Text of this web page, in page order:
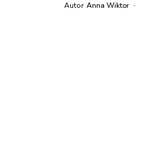
Autor Anna Wiktor